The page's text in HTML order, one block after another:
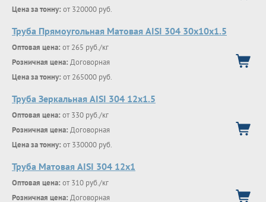
Цена за тонну: от 320000 руб.
Труба Прямоугольная Матовая AISI 304 30х10х1.5
Оптовая цена: от 265 руб./кг
Розничная цена: Договорная
Цена за тонну: от 265000 руб.
Труба Зеркальная AISI 304 12х1.5
Оптовая цена: от 330 руб./кг
Розничная цена: Договорная
Цена за тонну: от 330000 руб.
Труба Матовая AISI 304 12х1
Оптовая цена: от 310 руб./кг
Розничная цена: Договорная